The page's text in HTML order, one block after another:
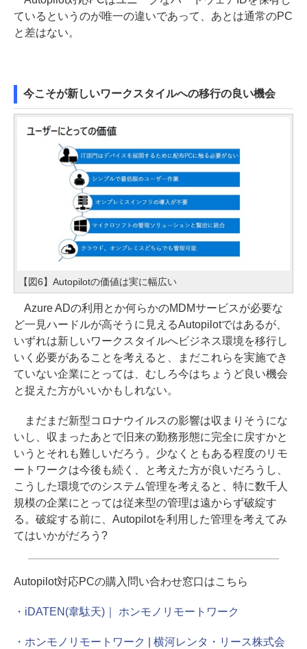
ているというのが唯一の違いであって、あとは通常のPC
と差はない。
今こそが新しいワークスタイルへの移行の良い機会
【図6】Autopilotの価値は実に幅広い
Azure ADの利用とか何らかのMDMサービスが必要な
ど一見ハードルが高そうに見えるAutopilotではあるが、
いずれは新しいワークスタイルへビジネス環境を移行し
いく必要があることを考えると、まだこれらを実施でき
ていない企業にとっては、むしろ今はちょうど良い機会
と捉えた方がいいかもしれない。
まだまだ新型コロナウイルスの影響は収まりそうにな
いし、収まったあとで旧来の勤務形態に完全に戻すかと
いうとそれも難しいだろう。少なくともある程度のリモ
ートワークは今後も続く、と考えた方が良いだろうし、
こうした環境でのシステム管理を考えると、特に数千人
規模の企業にとっては従来型の管理は遠からず破綻す
る。破綻する前に、Autopilotを利用した管理を考えてみ
てはいかがだろう?
Autopilot対応PCの購入問い合わせ窓口はこちら
・iDATEN(韋駄天)｜ ホンモノリモートワーク
・ホンモノリモートワーク | 横河レンタ・リース株式会